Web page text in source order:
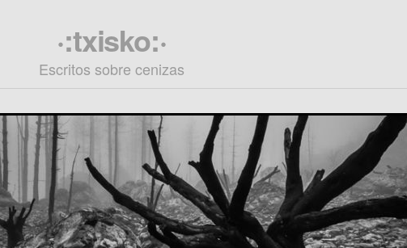
·:txisko:·
Escritos sobre cenizas